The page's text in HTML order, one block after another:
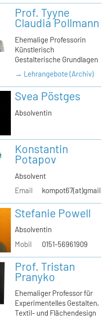
Prof. Tyyne
Claudia Pollmann
Ehemalige Professorin
Künstlerisch
Gestalterische Grundlagen
→ Lehrangebote (Archiv)
Svea Pöstges
Absolventin
Konstantin
Potapov
Absolvent
Email
Stefanie Powell
Absolventin
Mobil
0151-56961909
Prof. Tristan
Pranyko
Ehemaliger Professor für
Experimentelles Gestalten,
Textil- und Flächendesign